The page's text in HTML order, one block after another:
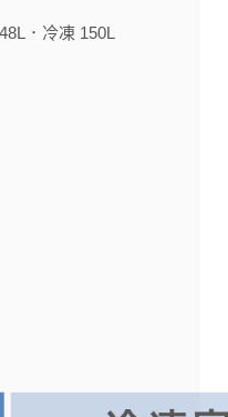
．冷凍 150L